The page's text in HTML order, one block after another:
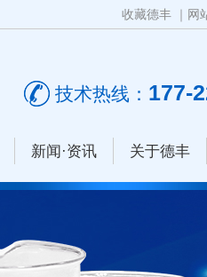
收藏德丰 ｜ 网
技术热线： 177-
新闻·资讯 关于德丰